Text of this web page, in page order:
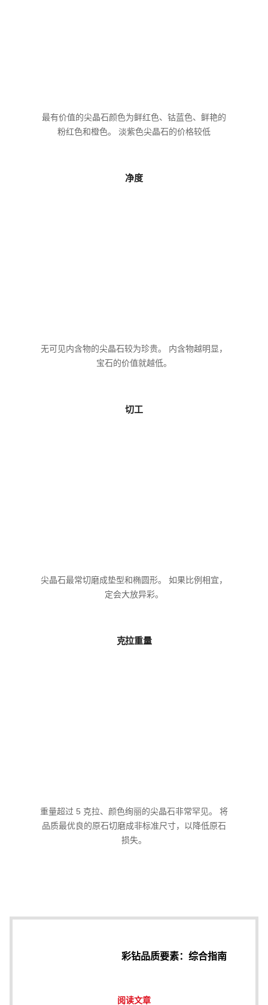
最有价值的尖晶石颜色为鲜红色、钴蓝色、鲜艳的
粉红色和橙色。 淡紫色尖晶石的价格较低
净度
无可见内含物的尖晶石较为珍贵。 内含物越明显，
宝石的价值就越低。
切工
尖晶石最常切磨成垫型和椭圆形。 如果比例相宜，
定会大放异彩。
克拉重量
重量超过 5 克拉、颜色绚丽的尖晶石非常罕见。 将
品质最优良的原石切磨成非标准尺寸，以降低原石
损失。
彩钻品质要素：综合指南
阅读文章